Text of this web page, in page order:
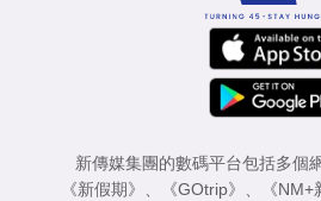
新傳媒集團的數碼平台包括多個
《新假期》
《GOtrip》 《NM+